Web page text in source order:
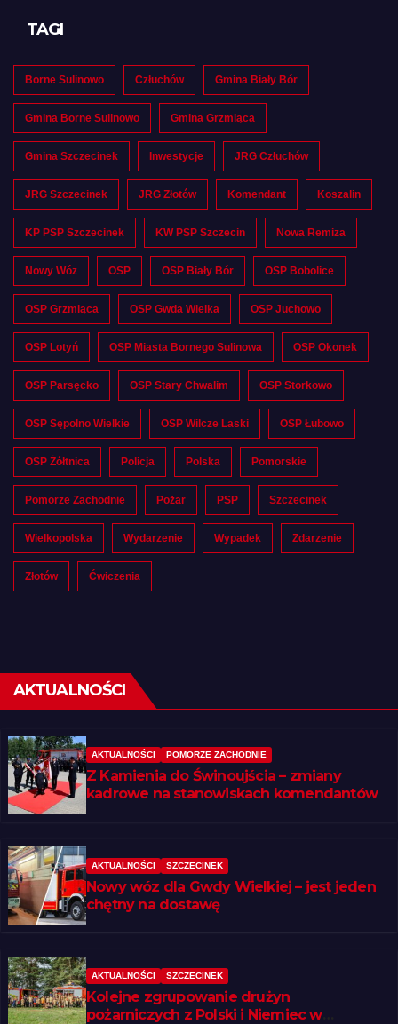
TAGI
Borne Sulinowo Człuchów Gmina Biały Bór
Gmina Borne Sulinowo Gmina Grzmiąca
Gmina Szczecinek Inwestycje JRG Człuchów
JRG Szczecinek JRG Złotów Komendant Koszalin
KP PSP Szczecinek KW PSP Szczecin Nowa Remiza
Nowy Wóz OSP OSP Biały Bór OSP Bobolice
OSP Grzmiąca OSP Gwda Wielka OSP Juchowo
OSP Lotyń OSP Miasta Bornego Sulinowa OSP Okonek
OSP Parsęcko OSP Stary Chwalim OSP Storkowo
OSP Sępolno Wielkie OSP Wilcze Laski OSP Łubowo
OSP Żółtnica Policja Polska Pomorskie
Pomorze Zachodnie Pożar PSP Szczecinek
Wielkopolska Wydarzenie Wypadek Zdarzenie
Złotów Ćwiczenia
AKTUALNOŚCI
AKTUALNOŚCI POMORZE ZACHODNIE
Z Kamienia do Świnoujścia – zmiany
kadrowe na stanowiskach komendantów
AKTUALNOŚCI SZCZECINEK
Nowy wóz dla Gwdy Wielkiej – jest jeden
chętny na dostawę
AKTUALNOŚCI SZCZECINEK
Kolejne zgrupowanie drużyn
pożarniczych z Polski i Niemiec w